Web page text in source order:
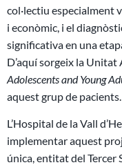
col·lectiu especialment
i econòmic, i el
significativa en una
D’aquí sorgeix la Unitat
Adolescents and Young
aquest grup de pacients.
L’Hospital de la Vall
implementar aquest
única, entitat del Tercer